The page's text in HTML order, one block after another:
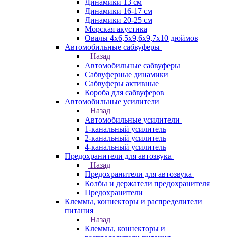
Динамики 13 см
Динамики 16-17 см
Динамики 20-25 см
Морская акустика
Овалы 4х6,5х9,6x9,7х10 дюймов
Автомобильные сабвуферы
Назад
Автомобильные сабвуферы
Сабвуферные динамики
Сабвуферы активные
Короба для сабвуферов
Автомобильные усилители
Назад
Автомобильные усилители
1-канальный усилитель
2-канальный усилитель
4-канальный усилитель
Предохранители для автозвука
Назад
Предохранители для автозвука
Колбы и держатели предохранителя
Предохранители
Клеммы, коннекторы и распределители
питания
Назад
Клеммы, коннекторы и